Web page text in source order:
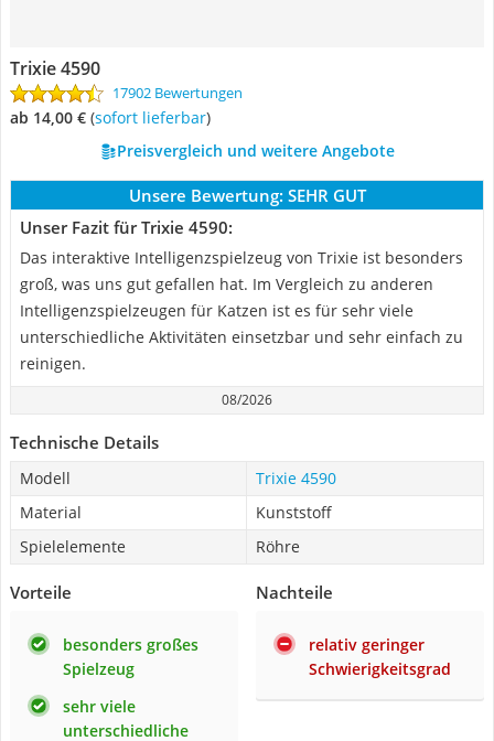
Trixie 4590
17902 Bewertungen
ab 14,00 € ( Sofort lieferbar)
Preisvergleich und weitere Angebote
Unsere Bewertung: SEHR GUT
Unser Fazit für Trixie 4590:
Das interaktive Intelligenzspielzeug von Trixie ist besonders
groß, was uns gut gefallen hat. Im Vergleich zu anderen
Intelligenzspielzeugen für Katzen ist es für sehr viele
unterschiedliche Aktivitäten einsetzbar und sehr einfach zu
reinigen.
08/2026
Technische Details
Modell
Trixie 4590
Material
Kunststoff
Spielelemente
Röhre
Vorteile
besonders großes
Spielzeug
sehr viele
unterschiedliche
Nachteile
relativ geringer
Schwierigkeitsgrad